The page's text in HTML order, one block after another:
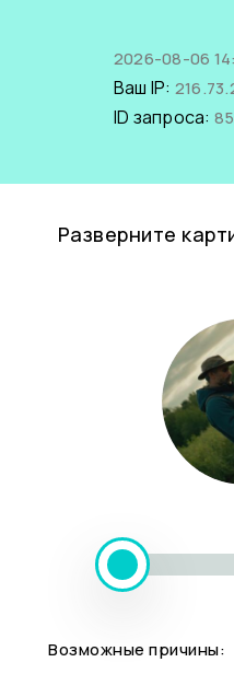
2026-08-06
Ваш IP:
ID запроса:
Разверните
Возможные причины: